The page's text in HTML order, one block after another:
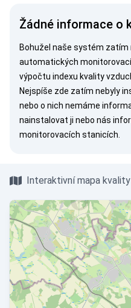
Žádné informace o
Bohužel naše systém
automatických
výpočtu indexu kvality
Nejspíše zde zatím nebyly
nebo o nich nemáme
nainstalovat ji nebo nás
monitorovacích stanicích.
Interaktivní mapa